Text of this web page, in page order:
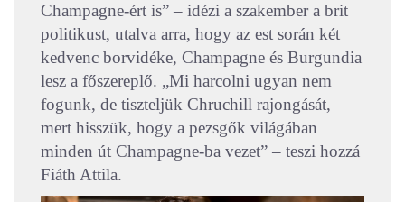
Champagne-ért is” – idézi a szakember a brit
politikust, utalva arra, hogy az est során két
kedvenc borvidéke, Champagne és Burgundia
lesz a főszereplő. „Mi harcolni ugyan nem
fogunk, de tiszteljük Chruchill rajongását,
mert hisszük, hogy a pezsgők világában
minden út Champagne-ba vezet” – teszi hozzá
Fiáth Attila.